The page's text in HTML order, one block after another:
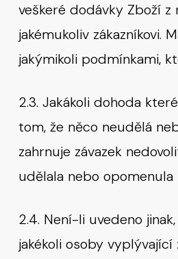
veškeré dodávky Zboží z
jakémukoliv zákazníkovi.
jakýmikoli podmínkami,
2.3. Jakákoli dohoda
tom, že něco neudělá
zahrnuje závazek
udělala nebo
2.4. Není-li uvedeno
jakékoli osoby